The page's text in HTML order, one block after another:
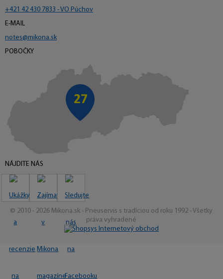
+421 42 430 7833 - VO Púchov
E-MAIL
notes@mikona.sk
POBOČKY
NÁJDITE NÁS
© 2010 - 2026 Mikona.sk - Pneuservis s tradíciou od roku 1992 - Všetky
práva vyhradené